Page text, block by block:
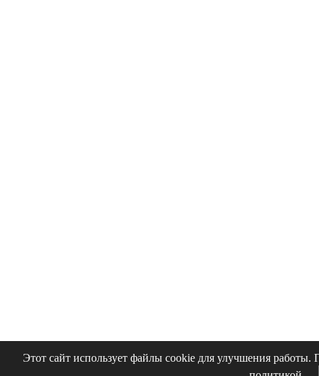
Этот сайт использует файлы cookie для улучшения работы.